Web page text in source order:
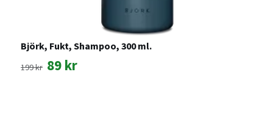
Björk, Fukt, Shampoo, 300 ml.
199 kr 89 kr